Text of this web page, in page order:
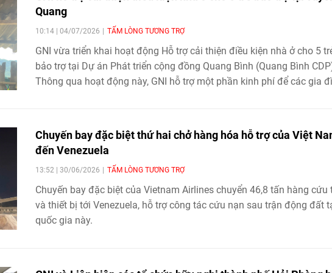
Quang
10:14 | 04/07/2026 TẤM LÒNG TƯƠNG TRỢ
GNI vừa triển khai hoạt động Hỗ trợ cải thiện điều kiện nhà ở cho 5
bảo trợ tại Dự án Phát triển cộng đồng Quang Bình (Quang Bình
Thông qua hoạt động này, GNI hỗ trợ một phần kinh phí để các gia
Chuyến bay đặc biệt thứ hai chở hàng hóa hỗ trợ của Việt
đến Venezuela
13:52 | 30/06/2026 TẤM LÒNG TƯƠNG TRỢ
Chuyến bay đặc biệt của Vietnam Airlines chuyển 46,8 tấn hàng cứu
và thiết bị tới Venezuela, hỗ trợ công tác cứu nạn sau trận động đất
quốc gia này.